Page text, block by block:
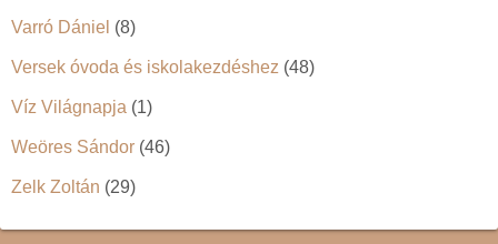
Varró Dániel (8)
Versek óvoda és iskolakezdéshez (48)
Víz Világnapja (1)
Weöres Sándor (46)
Zelk Zoltán (29)